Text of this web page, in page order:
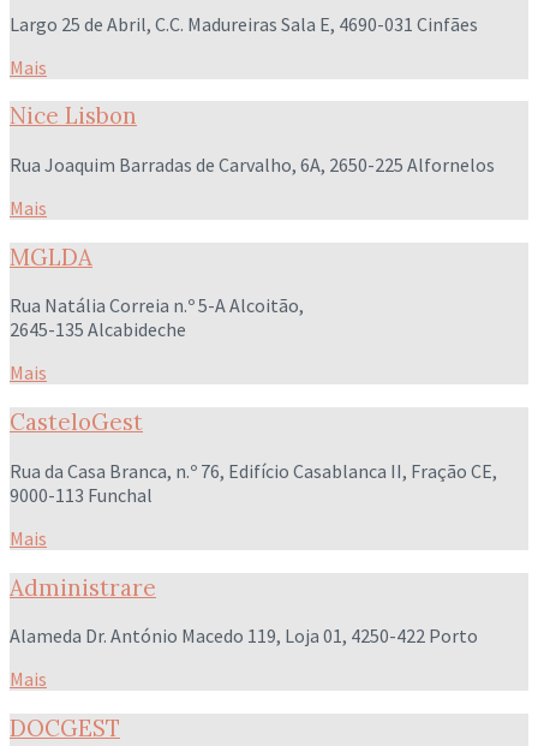
Largo 25 de Abril, C.C. Madureiras Sala E, 4690-031 Cinfães
Mais
Nice Lisbon
Rua Joaquim Barradas de Carvalho, 6A, 2650-225 Alfornelos
Mais
MGLDA
Rua Natália Correia n.º 5-A Alcoitão,
2645-135 Alcabideche
Mais
CasteloGest
Rua da Casa Branca, n.º 76, Edifício Casablanca II, Fração CE,
9000-113 Funchal
Mais
Administrare
Alameda Dr. António Macedo 119, Loja 01, 4250-422 Porto
Mais
DOCGEST